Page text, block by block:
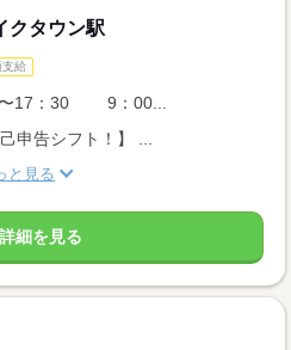
クタウン駅
支給
〜17：30 9：00...
申告シフト！】 ...
と見る
細を見る